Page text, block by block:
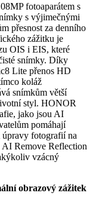
fotoaparátem s
s výjimečnými
přesnost za denního
zážitku je
OIS i EIS, které
snímky. Díky
Lite přenos HD
koláž
snímkům větší
styl. HONOR
jako jsou AI
pomáhají
fotografií na
AI Remove Reflection
vzácný
obrazový zážitek